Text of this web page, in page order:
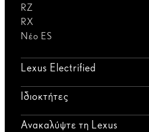
RZ
RX
Νέο ES
Lexus Electrified
Ιδιοκτήτες
Ανακαλύψτε τη Lexus